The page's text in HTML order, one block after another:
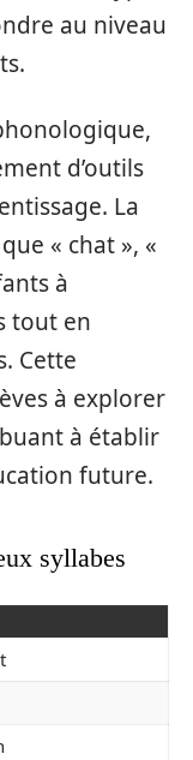
au niveau
d’outils
La
« chat », «
à
tout en
Cette
à explorer
à établir
future.
syllabes